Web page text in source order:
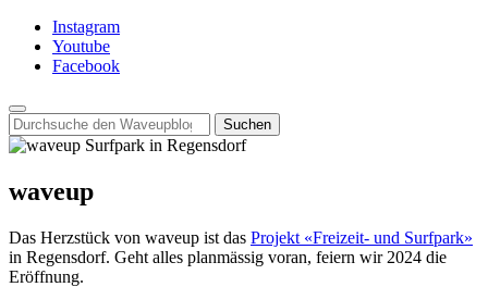
Instagram
Youtube
Facebook
Search
for:
waveup
Das Herzstück von waveup ist das Projekt «Freizeit- und Surfpark»
in Regensdorf. Geht alles planmässig voran, feiern wir 2024 die
Eröffnung.